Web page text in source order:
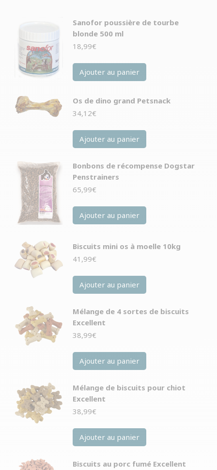
Sanofor poussière de tourbe
blonde 500 ml
18,99€
Ajouter au panier
Os de dino grand Petsnack
34,12€
Ajouter au panier
Bonbons de récompense Dogstar
Penstrainers
65,99€
Ajouter au panier
Biscuits mini os à moelle 10kg
41,99€
Ajouter au panier
Mélange de 4 sortes de biscuits
Excellent
38,99€
Ajouter au panier
Mélange de biscuits pour chiot
Excellent
38,99€
Ajouter au panier
Biscuits au porc fumé Excellent